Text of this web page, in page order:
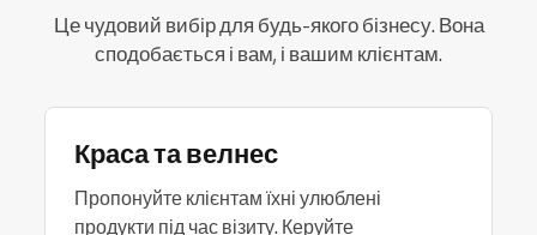
Це чудовий вибір для будь-якого бізнесу. Вона
сподобається і вам, і вашим клієнтам.
Краса та велнес
Пропонуйте клієнтам їхні улюблені
продукти під час візиту. Керуйте